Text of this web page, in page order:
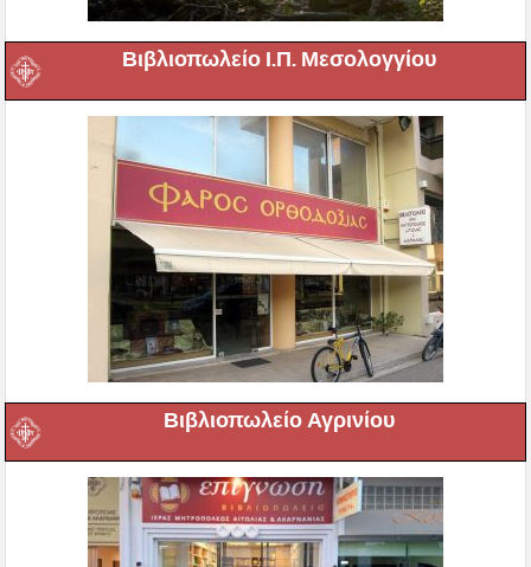
Βιβλιοπωλείο Ι.Π. Μεσολογγίου
Βιβλιοπωλείο Αγρινίου